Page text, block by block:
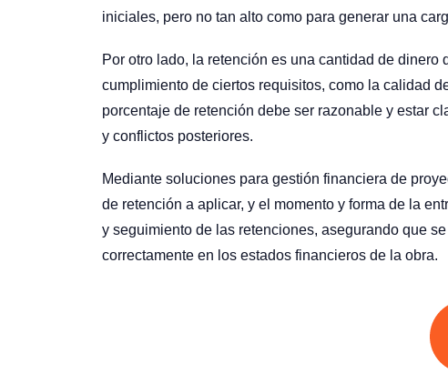
iniciales, pero no tan alto como para generar una
Por otro lado, la retención es una cantidad de
cumplimiento de ciertos requisitos, como la calidad
porcentaje de retención debe ser razonable y estar
y conflictos posteriores.
Mediante soluciones para gestión financiera de
de retención a aplicar, y el momento y forma de la
y seguimiento de las retenciones, asegurando que
correctamente en los estados financieros de la obra.